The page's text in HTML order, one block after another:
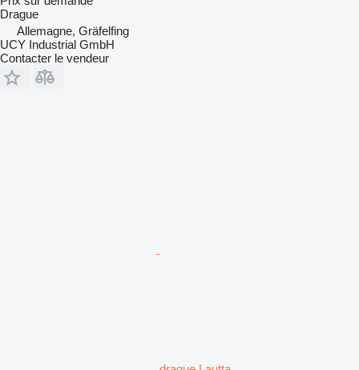
Drague
Allemagne, Gräfelfing
UCY Industrial GmbH
Contacter le vendeur